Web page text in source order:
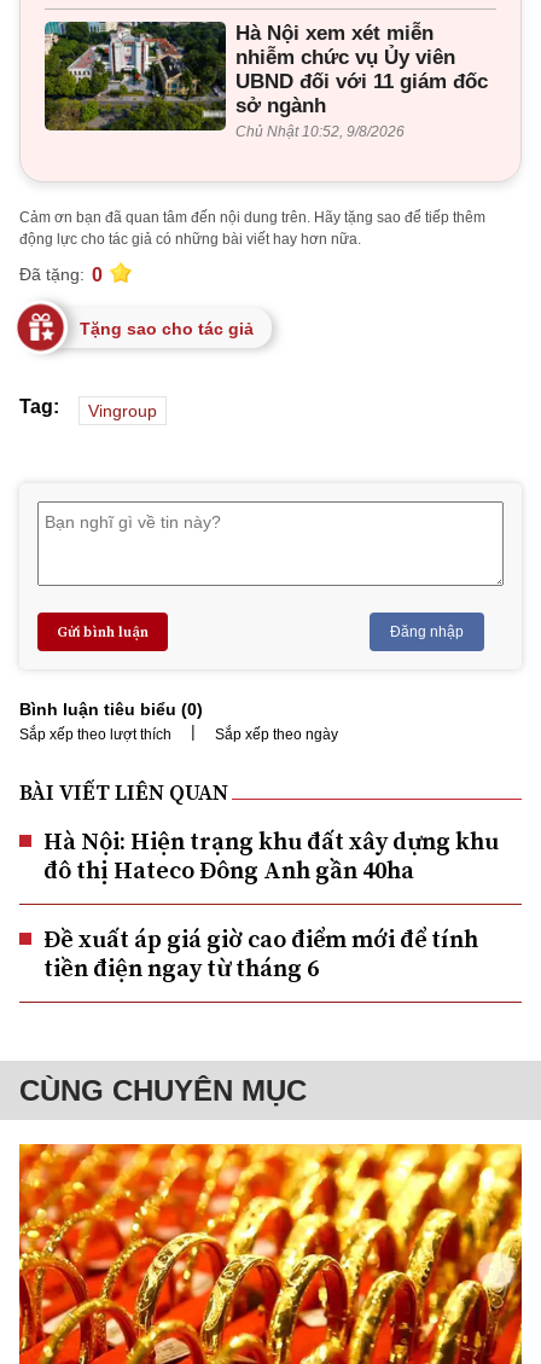
Hà Nội xem xét miễn
nhiễm chức vụ Ủy viên
UBND đối với 11 giám đốc
sở ngành
Chủ Nhật 10:52, 9/8/2026
Cảm ơn bạn đã quan tâm đến nội dung trên. Hãy tặng sao để tiếp thêm
động lực cho tác giả có những bài viết hay hơn nữa.
Đã tặng: 0
Tặng sao cho tác giả
Tag: Vingroup
Gửi bình luận Đăng nhập
Bình luận tiêu biểu (0)
Sắp xếp theo lượt thích | Sắp xếp theo ngày
BÀI VIẾT LIÊN QUAN
Hà Nội: Hiện trạng khu đất xây dựng khu
đô thị Hateco Đông Anh gần 40ha
Đề xuất áp giá giờ cao điểm mới để tính
tiền điện ngay từ tháng 6
CÙNG CHUYÊN MỤC